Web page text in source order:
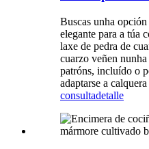
Buscas unha
elegante para a túa
laxe de pedra de
cuarzo veñen
patróns, incluído o
adaptarse a
consultadetalle